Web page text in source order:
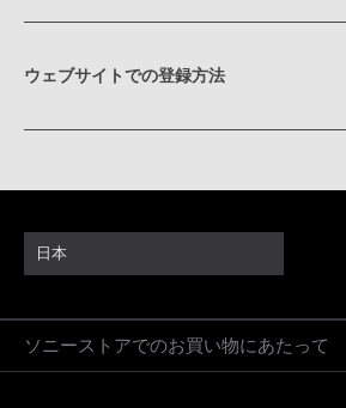
ウェブサイトでの登録方法
日本
ソニーストアでのお買い物にあたって